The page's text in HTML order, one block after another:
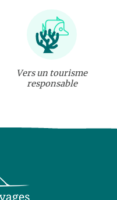
Vers un tourisme
responsable